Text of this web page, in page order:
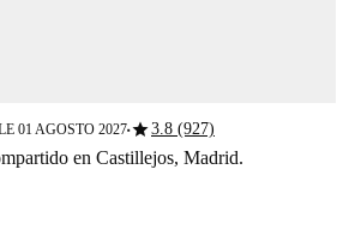
01 AGOSTO 2027■star3.8 (927)
en Castillejos, Madrid.